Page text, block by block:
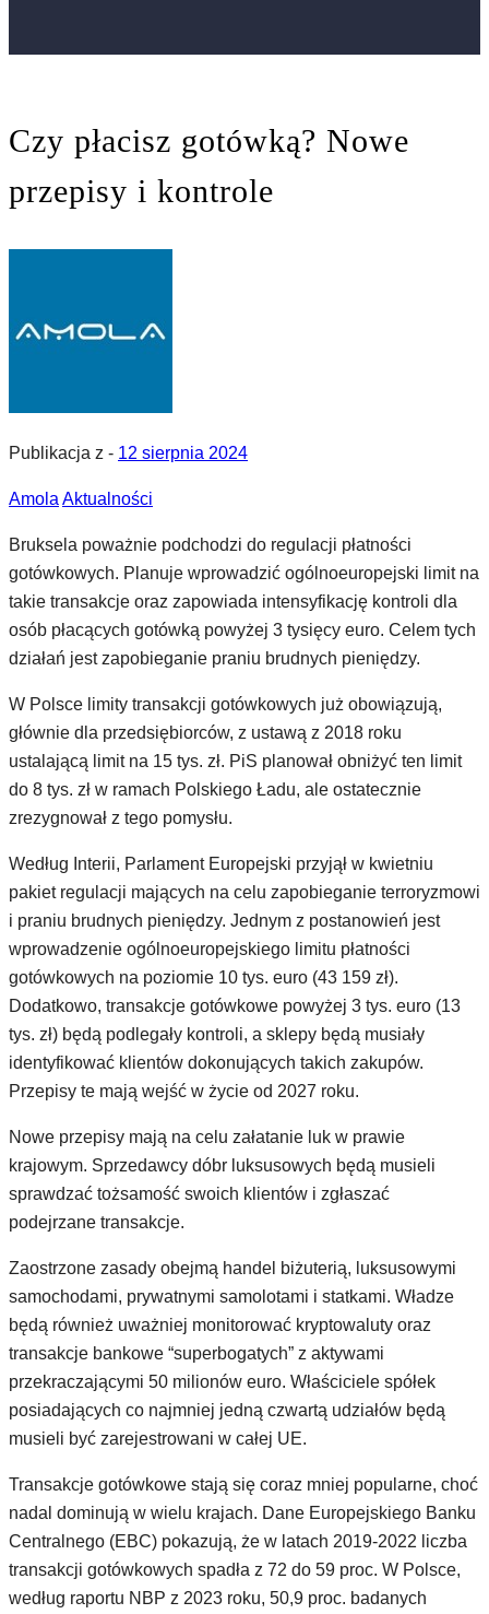
Czy płacisz gotówką? Nowe
przepisy i kontrole
Publikacja z - 12 sierpnia 2024
Amola Aktualności
Bruksela poważnie podchodzi do regulacji płatności
gotówkowych. Planuje wprowadzić ogólnoeuropejski limit na
takie transakcje oraz zapowiada intensyfikację kontroli dla
osób płacących gotówką powyżej 3 tysięcy euro. Celem tych
działań jest zapobieganie praniu brudnych pieniędzy.
W Polsce limity transakcji gotówkowych już obowiązują,
głównie dla przedsiębiorców, z ustawą z 2018 roku
ustalającą limit na 15 tys. zł. PiS planował obniżyć ten limit
do 8 tys. zł w ramach Polskiego Ładu, ale ostatecznie
zrezygnował z tego pomysłu.
Według Interii, Parlament Europejski przyjął w kwietniu
pakiet regulacji mających na celu zapobieganie terroryzmowi
i praniu brudnych pieniędzy. Jednym z postanowień jest
wprowadzenie ogólnoeuropejskiego limitu płatności
gotówkowych na poziomie 10 tys. euro (43 159 zł).
Dodatkowo, transakcje gotówkowe powyżej 3 tys. euro (13
tys. zł) będą podlegały kontroli, a sklepy będą musiały
identyfikować klientów dokonujących takich zakupów.
Przepisy te mają wejść w życie od 2027 roku.
Nowe przepisy mają na celu załatanie luk w prawie
krajowym. Sprzedawcy dóbr luksusowych będą musieli
sprawdzać tożsamość swoich klientów i zgłaszać
podejrzane transakcje.
Zaostrzone zasady obejmą handel biżuterią, luksusowymi
samochodami, prywatnymi samolotami i statkami. Władze
będą również uważniej monitorować kryptowaluty oraz
transakcje bankowe “superbogatych” z aktywami
przekraczającymi 50 milionów euro. Właściciele spółek
posiadających co najmniej jedną czwartą udziałów będą
musieli być zarejestrowani w całej UE.
Transakcje gotówkowe stają się coraz mniej popularne, choć
nadal dominują w wielu krajach. Dane Europejskiego Banku
Centralnego (EBC) pokazują, że w latach 2019-2022 liczba
transakcji gotówkowych spadła z 72 do 59 proc. W Polsce,
według raportu NBP z 2023 roku, 50,9 proc. badanych